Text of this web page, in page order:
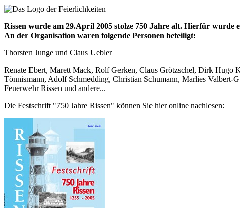
Rissen wurde am 29.April 2005 stolze 750 Jahre alt. Hierfür wurde
An der Organisation waren folgende Personen beteiligt:
Thorsten Junge und Claus Uebler
Renate Ebert, Marett Mack, Rolf Gerken, Claus Grötzschel, Dirk Hugo
Tönnismann, Adolf Schmedding, Christian Schumann, Marlies
Feuerwehr Rissen und andere...
Die Festschrift "750 Jahre Rissen" können Sie hier online nachlesen: